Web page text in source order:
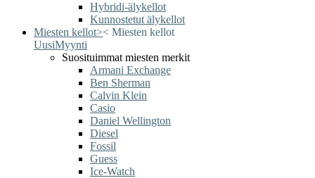
Hybridi-älykellot
Kunnostetut älykellot
Miesten kellot>< Miesten kellot
UusiMyynti
Suosituimmat miesten merkit
Armani Exchange
Ben Sherman
Calvin Klein
Casio
Daniel Wellington
Diesel
Fossil
Guess
Ice-Watch